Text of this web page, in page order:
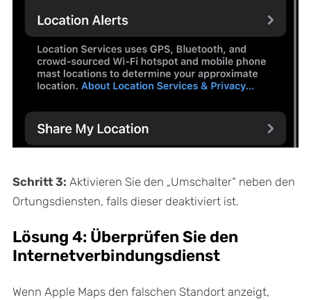
Schritt 3: Aktivieren Sie den „Umschalter“ neben den
Ortungsdiensten, falls dieser deaktiviert ist.
Lösung 4: Überprüfen Sie den
Internetverbindungsdienst
Wenn Apple Maps den falschen Standort anzeigt,